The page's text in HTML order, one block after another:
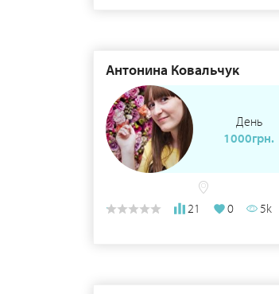
Антонина Ковальчук
День
1000грн.
21 0 5k